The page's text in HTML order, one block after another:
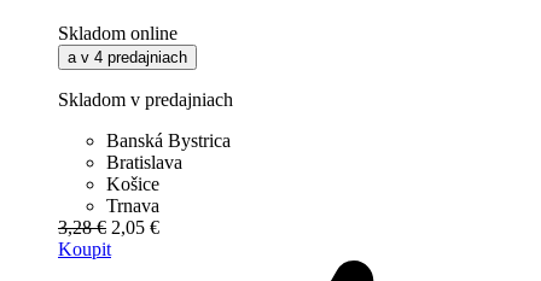
Skladom online
a v 4 predajniach
Skladom v predajniach
Banská Bystrica
Bratislava
Košice
Trnava
3,28 € 2,05 €
Koupit